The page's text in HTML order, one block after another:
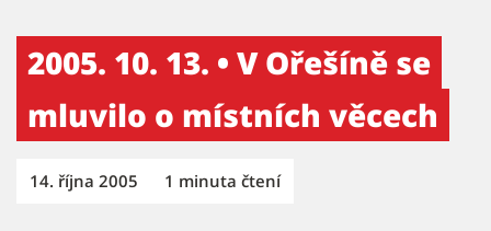
2005. 10. 13. • V Ořešíně se
mluvilo o místních věcech
14. října 2005 1 minuta čtení